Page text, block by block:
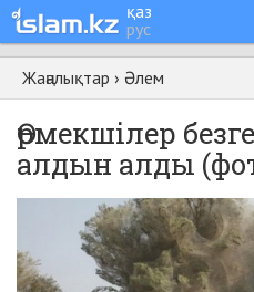
қаз
рус
Жаңалықтар › Әлем
Өрмекшілер
алдын алды